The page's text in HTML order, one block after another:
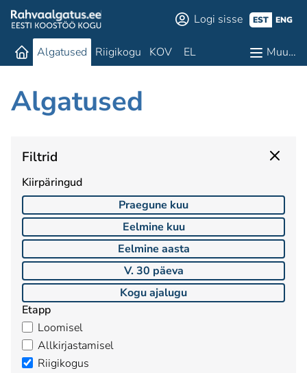
Logi sisse EST ENG
Algatused Riigikogu KOV EL Muu…
Algatused
Filtrid
Kiirpäringud
Praegune kuu
Eelmine kuu
Eelmine aasta
V. 30 päeva
Kogu ajalugu
Etapp
Loomisel
Allkirjastamisel
Riigikogus